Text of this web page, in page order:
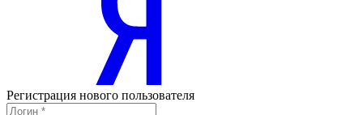
Регистрация нового пользователя